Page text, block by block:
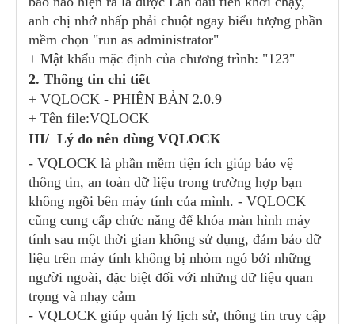
anh chị nhớ nhấp phải chuột ngay biểu tượng phần
mềm chọn "run as administrator"
+ Mật khẩu mặc định của chương trình: "123"
2. Thông tin chi tiết
+ VQLOCK - PHIÊN BẢN 2.0.9
+ Tên file:VQLOCK
III/ Lý do nên dùng VQLOCK
- VQLOCK là phần mềm tiện ích giúp bảo vệ
thông tin, an toàn dữ liệu trong trường hợp bạn
không ngồi bên máy tính của mình. - VQLOCK
cũng cung cấp chức năng để khóa màn hình máy
tính sau một thời gian không sử dụng, đảm bảo dữ
liệu trên máy tính không bị nhòm ngó bởi những
người ngoài, đặc biệt đối với những dữ liệu quan
trọng và nhạy cảm
- VQLOCK giúp quản lý lịch sử, thông tin truy cập